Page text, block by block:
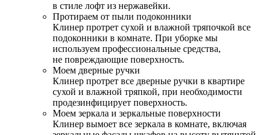
в стиле лофт из нержавейки.
Протираем от пыли подоконники
Клинер протрет сухой и влажной тряпочкой все
подоконники в комнате. При уборке мы
используем профессиональные средства,
не повреждающие поверхность.
Моем дверные ручки
Клинер протрет все дверные ручки в квартире
сухой и влажной тряпкой, при необходимости
продезинфицирует поверхность.
Моем зеркала и зеркальные поверхности
Клинер вымоет все зеркала в комнате, включая